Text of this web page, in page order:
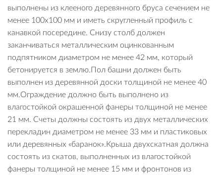
выполнены из клееного деревянного бруса сечением не
менее 100х100 мм и иметь скругленный профиль с
канавкой посередине. Снизу столб должен
заканчиваться металлическим оцинкованным
подпятником диаметром не менее 42 мм, который
бетонируется в землю.Пол башни должен быть
выполнен из деревянной доски толщиной не менее 40
мм.Ограждение должно быть выполнено из
влагостойкой окрашенной фанеры толщиной не менее
21 мм. Счеты должны состоять из двух металлических
перекладин диаметром не менее 33 мм и пластиковых
или деревянных «баранок».Крыша двухскатная должна
состоять из скатов, выполненных из влагостойкой
фанеры толщиной не менее 15 мм и фронтонов из